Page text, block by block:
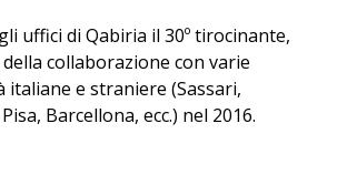
uffici di Qabiria il 30º tirocinante,
della collaborazione con varie
italiane e straniere (Sassari,
Barcellona, ecc.) nel 2016.